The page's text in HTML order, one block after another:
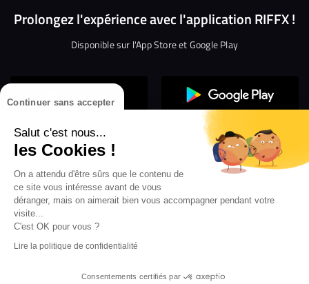
Continuer sans accepter
Salut c'est nous...
les Cookies !
On a attendu d'être sûrs que le contenu de
ce site vous intéresse avant de vous
déranger, mais on aimerait bien vous accompagner pendant votre
visite...
C'est OK pour vous ?
Lire la politique de confidentialité
Consentements certifiés par
Prolongez l'expérience avec l'application RIFFX !
Disponible sur l'App Store et Google Play
Confidentialité
Gestion des cookies
Conditions générales d’utilisation
Mentions légales
les webradios RIFFX
en exclusivité sur VIBES le titre de la révé